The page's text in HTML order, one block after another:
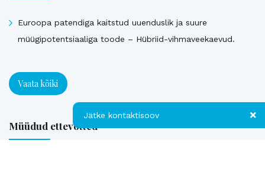
Euroopa patendiga kaitstud uuenduslik ja suure
müügipotentsiaaliga toode – Hübriid-vihmaveekaevud.
Vaata kõiki
Müüdud ettevõtted
Jätke kontaktisoov